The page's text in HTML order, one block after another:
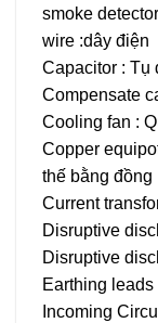
smoke
wire :dây điện
Capacitor : Tụ
Compensate
Cooling fan :
Copper
thế bằng đồng
Current
Disruptive
Disruptive
Earthing
Incoming